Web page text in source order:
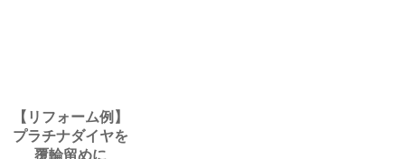
【リフォーム例】
プラチナダイヤを
覆輪留めに